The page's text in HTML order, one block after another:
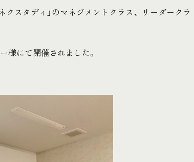
スタディ」のマネジメントクラス、リーダークラ
にて開催されました。